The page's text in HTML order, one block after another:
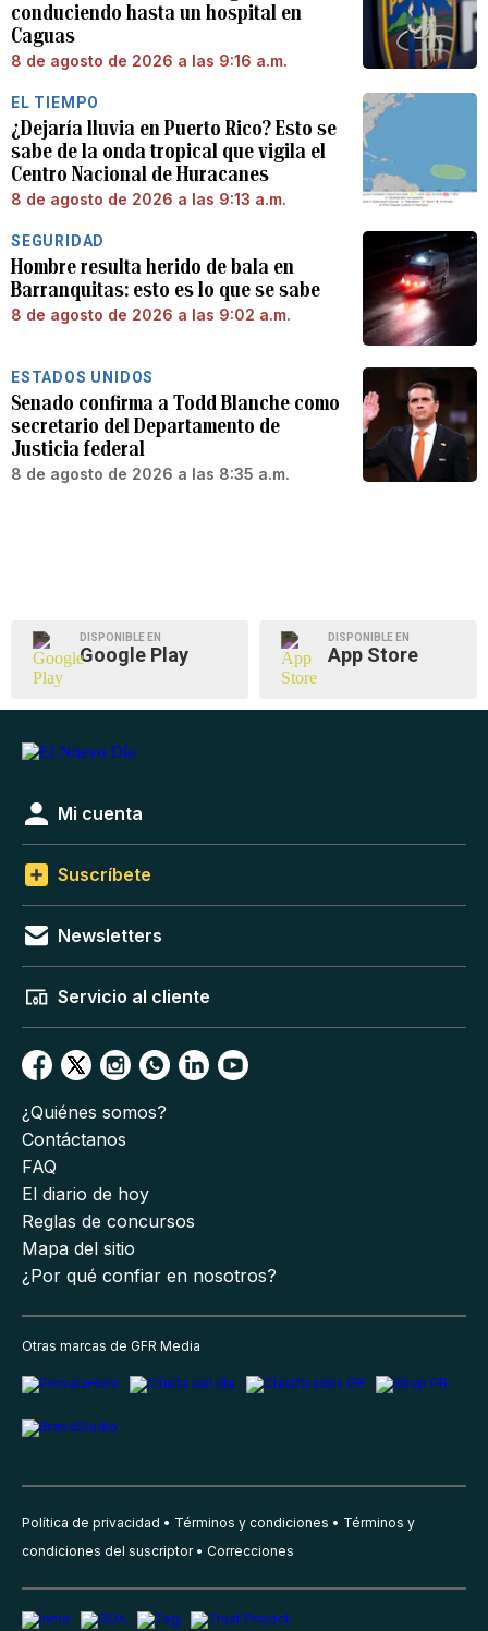
conduciendo hasta un hospital en
Caguas
8 de agosto de 2026 a las 9:16 a.m.
EL TIEMPO
¿Dejaría lluvia en Puerto Rico? Esto se
sabe de la onda tropical que vigila el
Centro Nacional de Huracanes
8 de agosto de 2026 a las 9:13 a.m.
SEGURIDAD
Hombre resulta herido de bala en
Barranquitas: esto es lo que se sabe
8 de agosto de 2026 a las 9:02 a.m.
ESTADOS UNIDOS
Senado confirma a Todd Blanche como
secretario del Departamento de
Justicia federal
8 de agosto de 2026 a las 8:35 a.m.
DISPONIBLE EN
Google Play
DISPONIBLE EN
App Store
Mi cuenta
Suscríbete
Newsletters
Servicio al cliente
¿Quiénes somos?
Contáctanos
FAQ
El diario de hoy
Reglas de concursos
Mapa del sitio
¿Por qué confiar en nosotros?
Otras marcas de GFR Media
Política de privacidad Términos y condiciones
Términos y
condiciones del suscriptor
Correcciones